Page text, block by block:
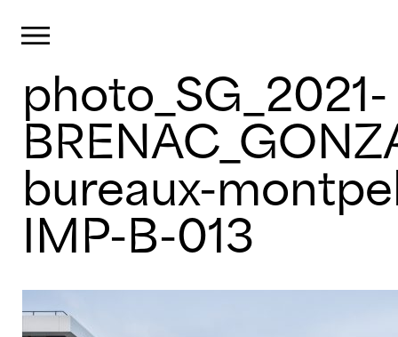
to
content
photo_SG_2021-
bureaux-
IMP-B-013